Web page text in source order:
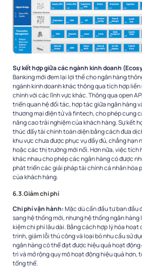
Sự kết hợp giữa các ngành kinh doanh
Banking mới đem lại lợi thế cho ngân hàng
ngành kinh doanh khác thông qua tích hợp
chính với các lĩnh vực khác. Thông qua open
triển quan hệ đối tác, hợp tác giữa ngân hàng
thương mại điện tử và fintech, cho phép cung
nâng cao trải nghiệm của khách hàng. Sự kết
thúc đẩy tài chính toàn diện bằng cách đưa
khu vực chưa được phục vụ đầy đủ, chẳng hạn
hoặc các thị trường mới nổi. Hơn nữa, việc tích
khác nhau cho phép các ngân hàng có được
phát triển các giải pháp tài chính cá nhân hóa
của khách hàng.
6.3.Giảm chi phí
Chi phí vận hành:Mặc dù cần đầu tư ban đầu
sang hệ thống mới, nhưng hệ thống ngân
kiệm chi phí lâu dài. Bằng cách hợp lý hóa hoạt
trình, giảm lỗi thủ công và loại bỏ nhu cầu sử
ngân hàng có thể đạt được hiệu quả hoạt
trì và mở rộng quy mô hoạt động hiệu quả hơn,
tổng thể.